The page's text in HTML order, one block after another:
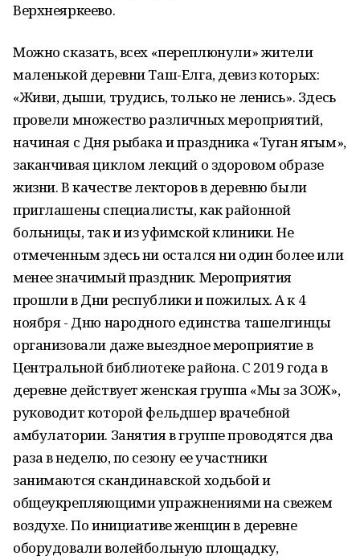
Верхнеяркеево.
Можно сказать, всех «переплюнули» жители
маленькой деревни Таш-Елга, девиз которых:
«Живи, дыши, трудись, только не ленись». Здесь
провели множество различных мероприятий,
начиная с Дня рыбака и праздника «Туган ягым»,
заканчивая циклом лекций о здоровом образе
жизни. В качестве лекторов в деревню были
приглашены специалисты, как районной
больницы, так и из уфимской клиники. Не
отмеченным здесь ни остался ни один более или
менее значимый праздник. Мероприятия
прошли в Дни республики и пожилых. А к 4
ноября - Дню народного единства ташелгинцы
организовали даже выездное мероприятие в
Центральной библиотеке района. С 2019 года в
деревне действует женская группа «Мы за ЗОЖ»,
руководит которой фельдшер врачебной
амбулатории. Занятия в группе проводятся два
раза в неделю, по сезону ее участники
занимаются скандинавской ходьбой и
общеукрепляющими упражнениями на свежем
воздухе. По инициативе женщин в деревне
оборудовали волейбольную площадку,